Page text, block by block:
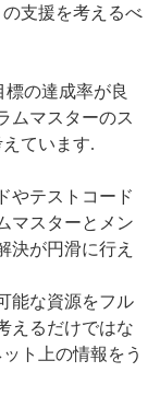
支援を考えるべ
の達成率が良
ムマスターのス
ています.
やテストコード
マスターとメン
決が円滑に行え
能な資源をフル
えるだけではな
ト上の情報をう